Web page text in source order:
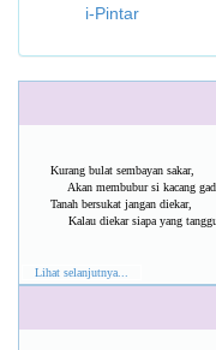
i-Pintar
Kurang bulat sembayan sakar,
Akan membubur si kacang
Tanah bersukat jangan diekar,
Kalau diekar siapa yang
Lihat selanjutnya...